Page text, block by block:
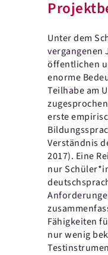
Unter dem
vergangenen
öffentlichen
enorme
Teilhabe am
erste
Verständnis
2017). Eine
nur
Fähigkeiten
nur wenig